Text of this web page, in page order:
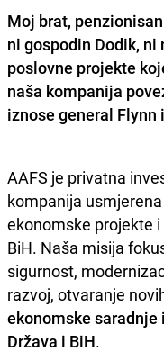
Moj brat,
ni gospodin Dodik, ni
poslovne projekte
naša kompanija
iznose general
AAFS je privatna
kompanija
ekonomske projekte
BiH. Naša misija
sigurnost,
razvoj, otvaranje
ekonomske
Država i BiH.